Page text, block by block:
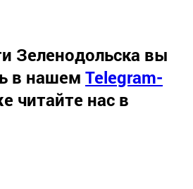
Зеленодольска вы
в нашем Telegram-
читайте нас в